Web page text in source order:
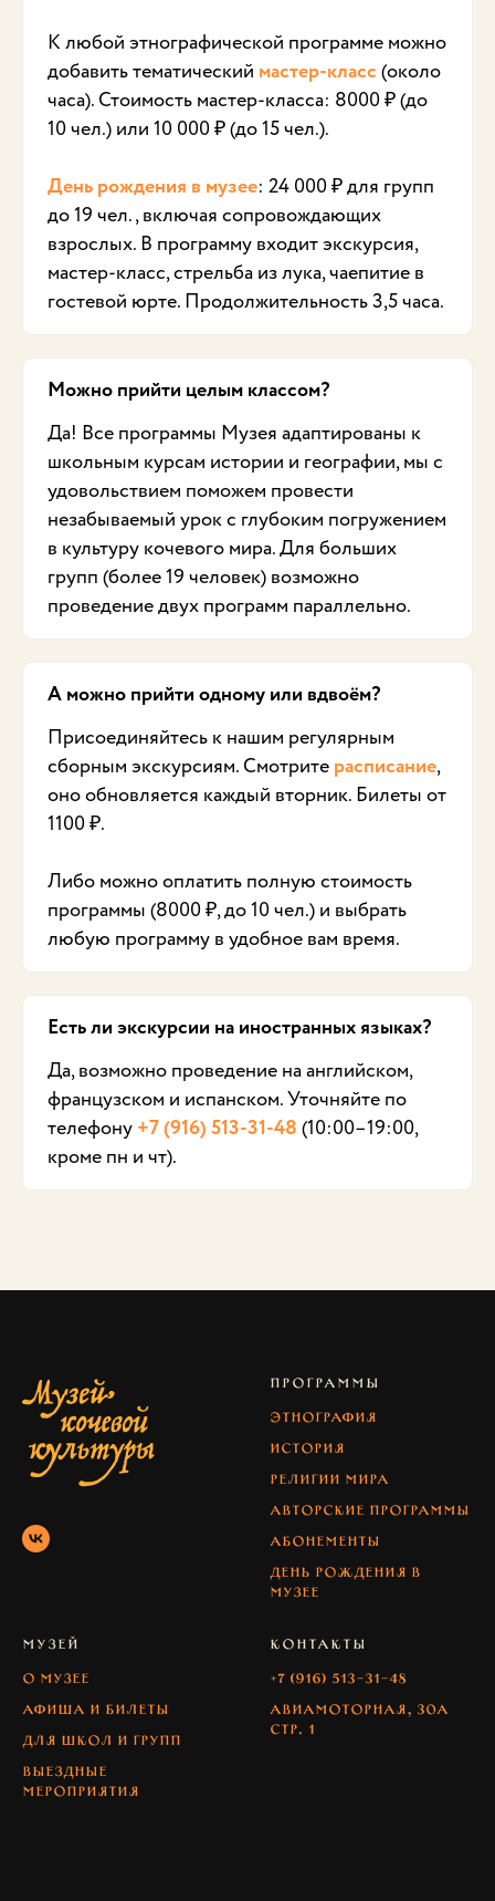
К любой этнографической программе можно
добавить тематический мастер-класс (около
часа). Стоимость мастер-класса: 8000 ₽ (до
10 чел.) или 10 000 ₽ (до 15 чел.).
День рождения в музее: 24 000 ₽ для групп
до 19 чел., включая сопровождающих
взрослых. В программу входит экскурсия,
мастер-класс, стрельба из лука, чаепитие в
гостевой юрте. Продолжительность 3,5 часа.
Можно прийти целым классом?
Да! Все программы Музея адаптированы к
школьным курсам истории и географии, мы с
удовольствием поможем провести
незабываемый урок с глубоким погружением
в культуру кочевого мира. Для больших
групп (более 19 человек) возможно
проведение двух программ параллельно.
А можно прийти одному или вдвоём?
Присоединяйтесь к нашим регулярным
сборным экскурсиям. Смотрите расписание,
оно обновляется каждый вторник. Билеты от
1100 ₽.
Либо можно оплатить полную стоимость
программы (8000 ₽, до 10 чел.) и выбрать
любую программу в удобное вам время.
Есть ли экскурсии на иностранных языках?
Да, возможно проведение на английском,
французском и испанском. Уточняйте по
телефону +7 (916) 513-31-48 (10:00–19:00,
кроме пн и чт).
ПРОГРАММЫ
Этнография
История
Религии мира
Авторские программы
абонементы
день рождения в
музее
МУЗЕЙ
О музее
Афиша и билеты
Для школ и групп
Выездные
мероприятия
КОНТАКТЫ
+7 (916) 513-31-48
Авиамоторная, 30А
стр. 1